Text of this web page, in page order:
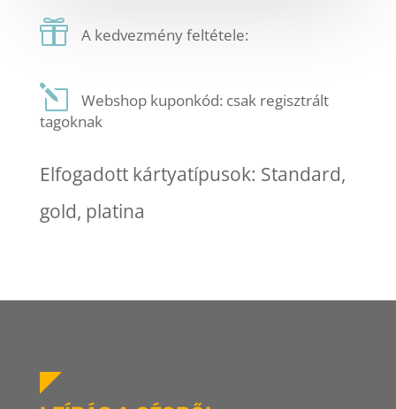
A kedvezmény feltétele:
Webshop kuponkód: csak regisztrált
tagoknak
Elfogadott kártyatípusok: Standard,
gold, platina